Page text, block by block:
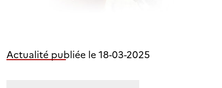
Actualité publiée le 18-03-2025